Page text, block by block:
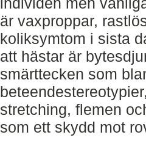
är vaxproppar,
koliksymtom i sista
att hästar är
smärttecken som
stretching, flemen
som ett skydd mot